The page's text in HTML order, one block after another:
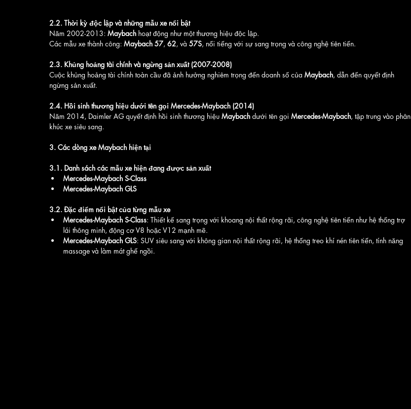
2.2. Thời kỳ độc lập và những mẫu xe nổi bật
Năm 2002-2013: Maybach hoạt động như một thương hiệu độc lập.
Các mẫu xe thành công: Maybach 57, 62, và 57S, nổi tiếng với sự sang trọng và công nghệ tiên tiến.
2.3. Khủng hoảng tài chính và ngừng sản xuất (2007-2008)
Cuộc khủng hoảng tài chính toàn cầu đã ảnh hưởng nghiêm trọng đến doanh số của Maybach, dẫn đến quyết định
ngừng sản xuất.
2.4. Hồi sinh thương hiệu dưới tên gọi Mercedes-Maybach (2014)
Năm 2014, Daimler AG quyết định hồi sinh thương hiệu Maybach dưới tên gọi Mercedes-Maybach, tập trung vào phân
khúc xe siêu sang.
3. Các dòng xe Maybach hiện tại
3.1. Danh sách các mẫu xe hiện đang được sản xuất
Mercedes-Maybach S-Class
Mercedes-Maybach GLS
3.2. Đặc điểm nổi bật của từng mẫu xe
Mercedes-Maybach S-Class: Thiết kế sang trọng với khoang nội thất rộng rãi, công nghệ tiên tiến như hệ thống trợ
lái thông minh, động cơ V8 hoặc V12 mạnh mẽ.
Mercedes-Maybach GLS: SUV siêu sang với không gian nội thất rộng rãi, hệ thống treo khí nén tiên tiến, tính năng
massage và làm mát ghế ngồi.